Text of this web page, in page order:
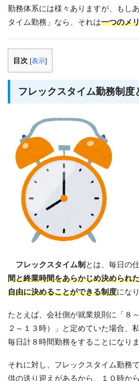
勤務体系には様々ありますが、もし
タイム勤務」なら、それは一つのメ
目次 [表示]
フレックスタイム勤務制度
フレックスタイム制 とは、毎日の
間と終業時間をあらかじめ決められ
自由に決めることができる制度にな
たとえば、会社側が就業規則に「８
２～１３時）」と定めていた場合、
毎日計８時間勤務をすることになりま
それに対し、フレックスタイム勤務
供の送り迎えがあるから、１０時か